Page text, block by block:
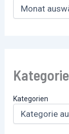
Kategorien